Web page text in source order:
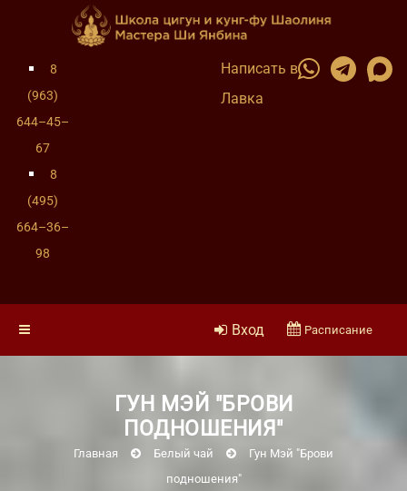
8
(963)
644–45–
67
8
(495)
664–36–
98
Написать в
Лавка
Вход Расписание
ГУН МЭЙ "БРОВИ
ПОДНОШЕНИЯ"
Главная Белый чай
Гун Мэй "Брови
подношения"